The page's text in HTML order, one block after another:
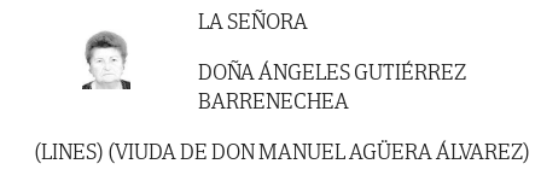
LA SEÑORA
DOÑA ÁNGELES GUTIÉRREZ
BARRENECHEA
(LINES) (VIUDA DE DON MANUEL AGÜERA ÁLVAREZ)